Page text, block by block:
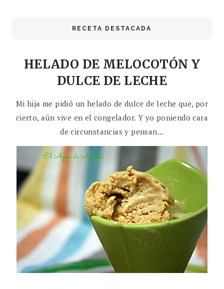
RECETA DESTACADA
HELADO DE MELOCOTÓN Y
DULCE DE LECHE
Mi hija me pidió un helado de dulce de leche que, por
cierto, aún vive en el congelador. Y yo poniendo cara
de circunstancias y pensan...